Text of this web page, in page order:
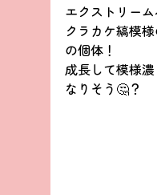
エクストリー
クラカケ縞模
の個体！
成長して模様
なりそう🤔？